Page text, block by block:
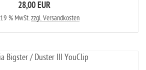
28,00 EUR
% MwSt.zzgl. Versandkosten